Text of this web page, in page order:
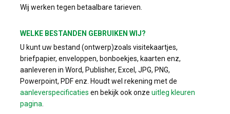
Wij werken tegen betaalbare tarieven.
WELKE BESTANDEN GEBRUIKEN WIJ?
U kunt uw bestand (ontwerp)zoals visitekaartjes,
briefpapier, enveloppen, bonboekjes, kaarten enz,
aanleveren in Word, Publisher, Excel, JPG, PNG,
Powerpoint, PDF enz. Houdt wel rekening met de
aanleverspecificaties en bekijk ook onze uitleg kleuren
pagina